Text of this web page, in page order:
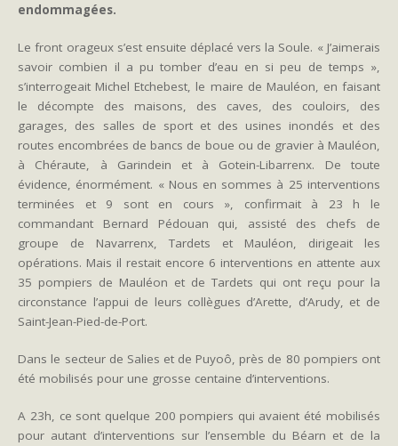
endommagées.
Le front orageux s’est ensuite déplacé vers la Soule. « J’aimerais
savoir combien il a pu tomber d’eau en si peu de temps »,
s’interrogeait Michel Etchebest, le maire de Mauléon, en faisant
le décompte des maisons, des caves, des couloirs, des
garages, des salles de sport et des usines inondés et des
routes encombrées de bancs de boue ou de gravier à Mauléon,
à Chéraute, à Garindein et à Gotein-Libarrenx. De toute
évidence, énormément. « Nous en sommes à 25 interventions
terminées et 9 sont en cours », confirmait à 23 h le
commandant Bernard Pédouan qui, assisté des chefs de
groupe de Navarrenx, Tardets et Mauléon, dirigeait les
opérations. Mais il restait encore 6 interventions en attente aux
35 pompiers de Mauléon et de Tardets qui ont reçu pour la
circonstance l’appui de leurs collègues d’Arette, d’Arudy, et de
Saint-Jean-Pied-de-Port.
Dans le secteur de Salies et de Puyoô, près de 80 pompiers ont
été mobilisés pour une grosse centaine d’interventions.
A 23h, ce sont quelque 200 pompiers qui avaient été mobilisés
pour autant d’interventions sur l’ensemble du Béarn et de la